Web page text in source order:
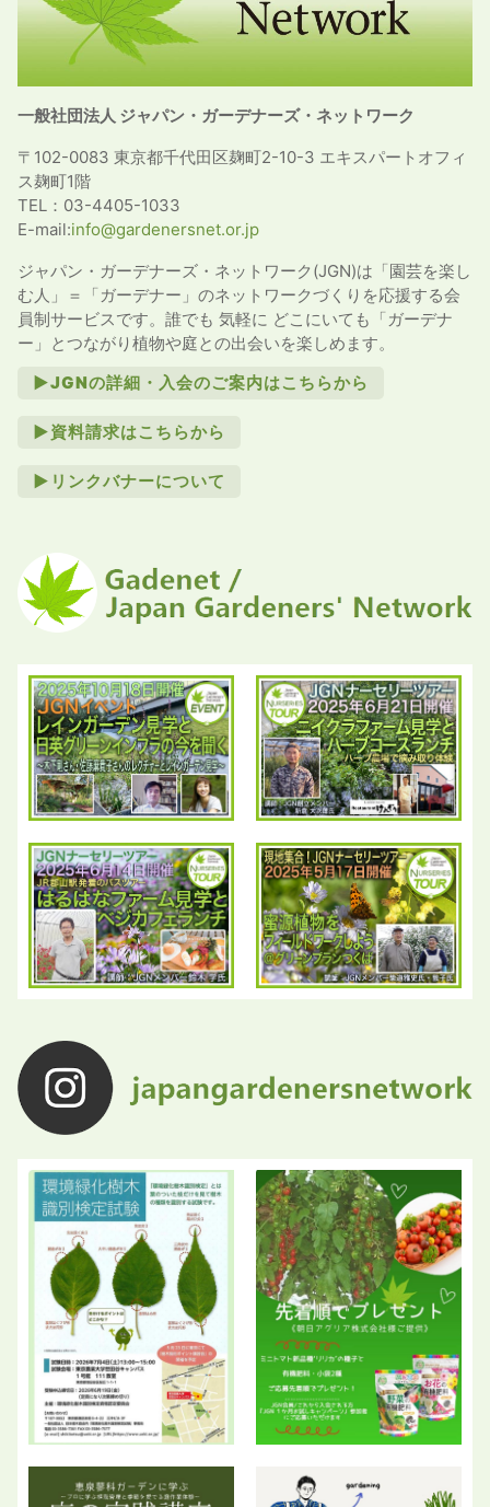
一般社団法人 ジャパン・ガーデナーズ・ネットワーク
〒102-0083 東京都千代田区麹町2-10-3 エキスパートオフィ
ス麹町1階
TEL：03-4405-1033
E-mail:info@gardenersnet.or.jp
ジャパン・ガーデナーズ・ネットワーク(JGN)は「園芸を楽し
む人」＝「ガーデナー」のネットワークづくりを応援する会
員制サービスです。誰でも 気軽に どこにいても「ガーデナ
ー」とつながり植物や庭との出会いを楽しめます。
►JGNの詳細・入会のご案内はこちらから
►資料請求はこちらから
►リンクバナーについて